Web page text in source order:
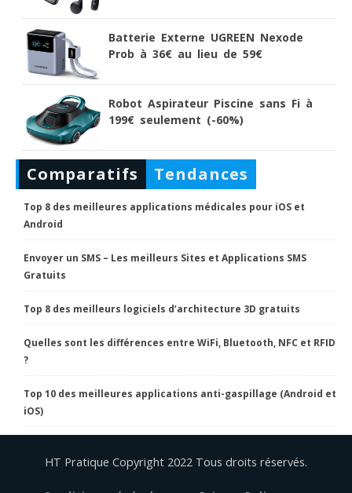
Batterie Externe UGREEN Nexode
Prob à 36€ au lieu de 59€
Robot Aspirateur Piscine sans Fi à
199€ seulement (-60%)
Comparatifs Tendances
Top 8 des meilleures applications médicales pour iOS et
Android
Envoyer un SMS – Les meilleurs Sites et Applications SMS
Gratuits
Top 8 des meilleurs logiciels d’architecture 3D gratuits
Quelles sont les différences entre WiFi, Bluetooth, NFC et RFID
?
Top 10 des meilleures applications anti-gaspillage (Android et
iOS)
HT Pratique Copyright 2022 Tous droits réservés.